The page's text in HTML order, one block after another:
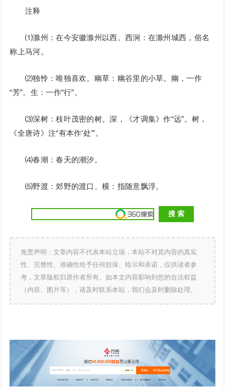
注释
⑴滁州：在今安徽滁州以西。西涧：在滁州城西，俗名
称上马河。
⑵独怜：唯独喜欢。幽草：幽谷里的小草。幽，一作
“芳”。生：一作“行”。
⑶深树：枝叶茂密的树。深，《才调集》作“远”。树，
《全唐诗》注“有本作‘处’”。
⑷春潮：春天的潮汐。
⑸野渡：郊野的渡口。横：指随意飘浮。
免责声明：文章内容不代表本站立场，本站不对其内容的真实
性、完整性、准确性给予任何担保、暗示和承诺，仅供读者参
考，文章版权归原作者所有。如本文内容影响到您的合法权益
（内容、图片等），请及时联系本站，我们会及时删除处理。